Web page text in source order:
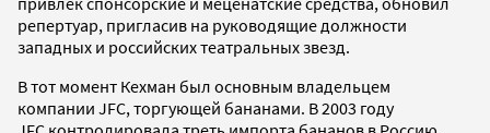
репертуар, пригласив на руководящие должности
западных и российских театральных звезд.
В тот момент Кехман был основным владельцем
компании JFC, торгующей бананами. В 2003 году